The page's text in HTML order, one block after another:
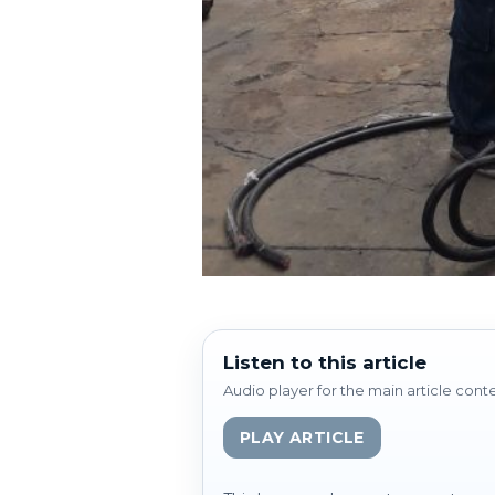
Listen to this article
Audio player for the main article
PLAY ARTICLE